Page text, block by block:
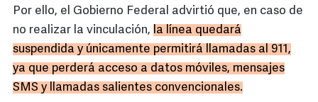
Por ello, el Gobierno Federal advirtió que, en caso de
no realizar la vinculación, la línea quedará
suspendida y únicamente permitirá llamadas al 911,
ya que perderá acceso a datos móviles, mensajes
SMS y llamadas salientes convencionales.